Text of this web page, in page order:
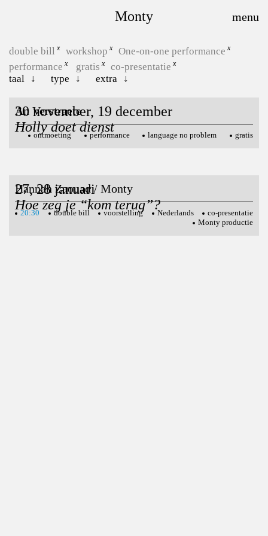
Monty
double bill workshop
One-on-one performance
performance
gratis
co-presentatie
taal
type extra
30 november, 19 december
Holly doet dienst
An Verstraete
ontmoeting performance language no problem gratis
27, 28 januari
Hoe zeg je “kom terug”?
Hannah Zaouad / Monty
20:30 double bill voorstelling Nederlands
co-presentatie
Monty productie